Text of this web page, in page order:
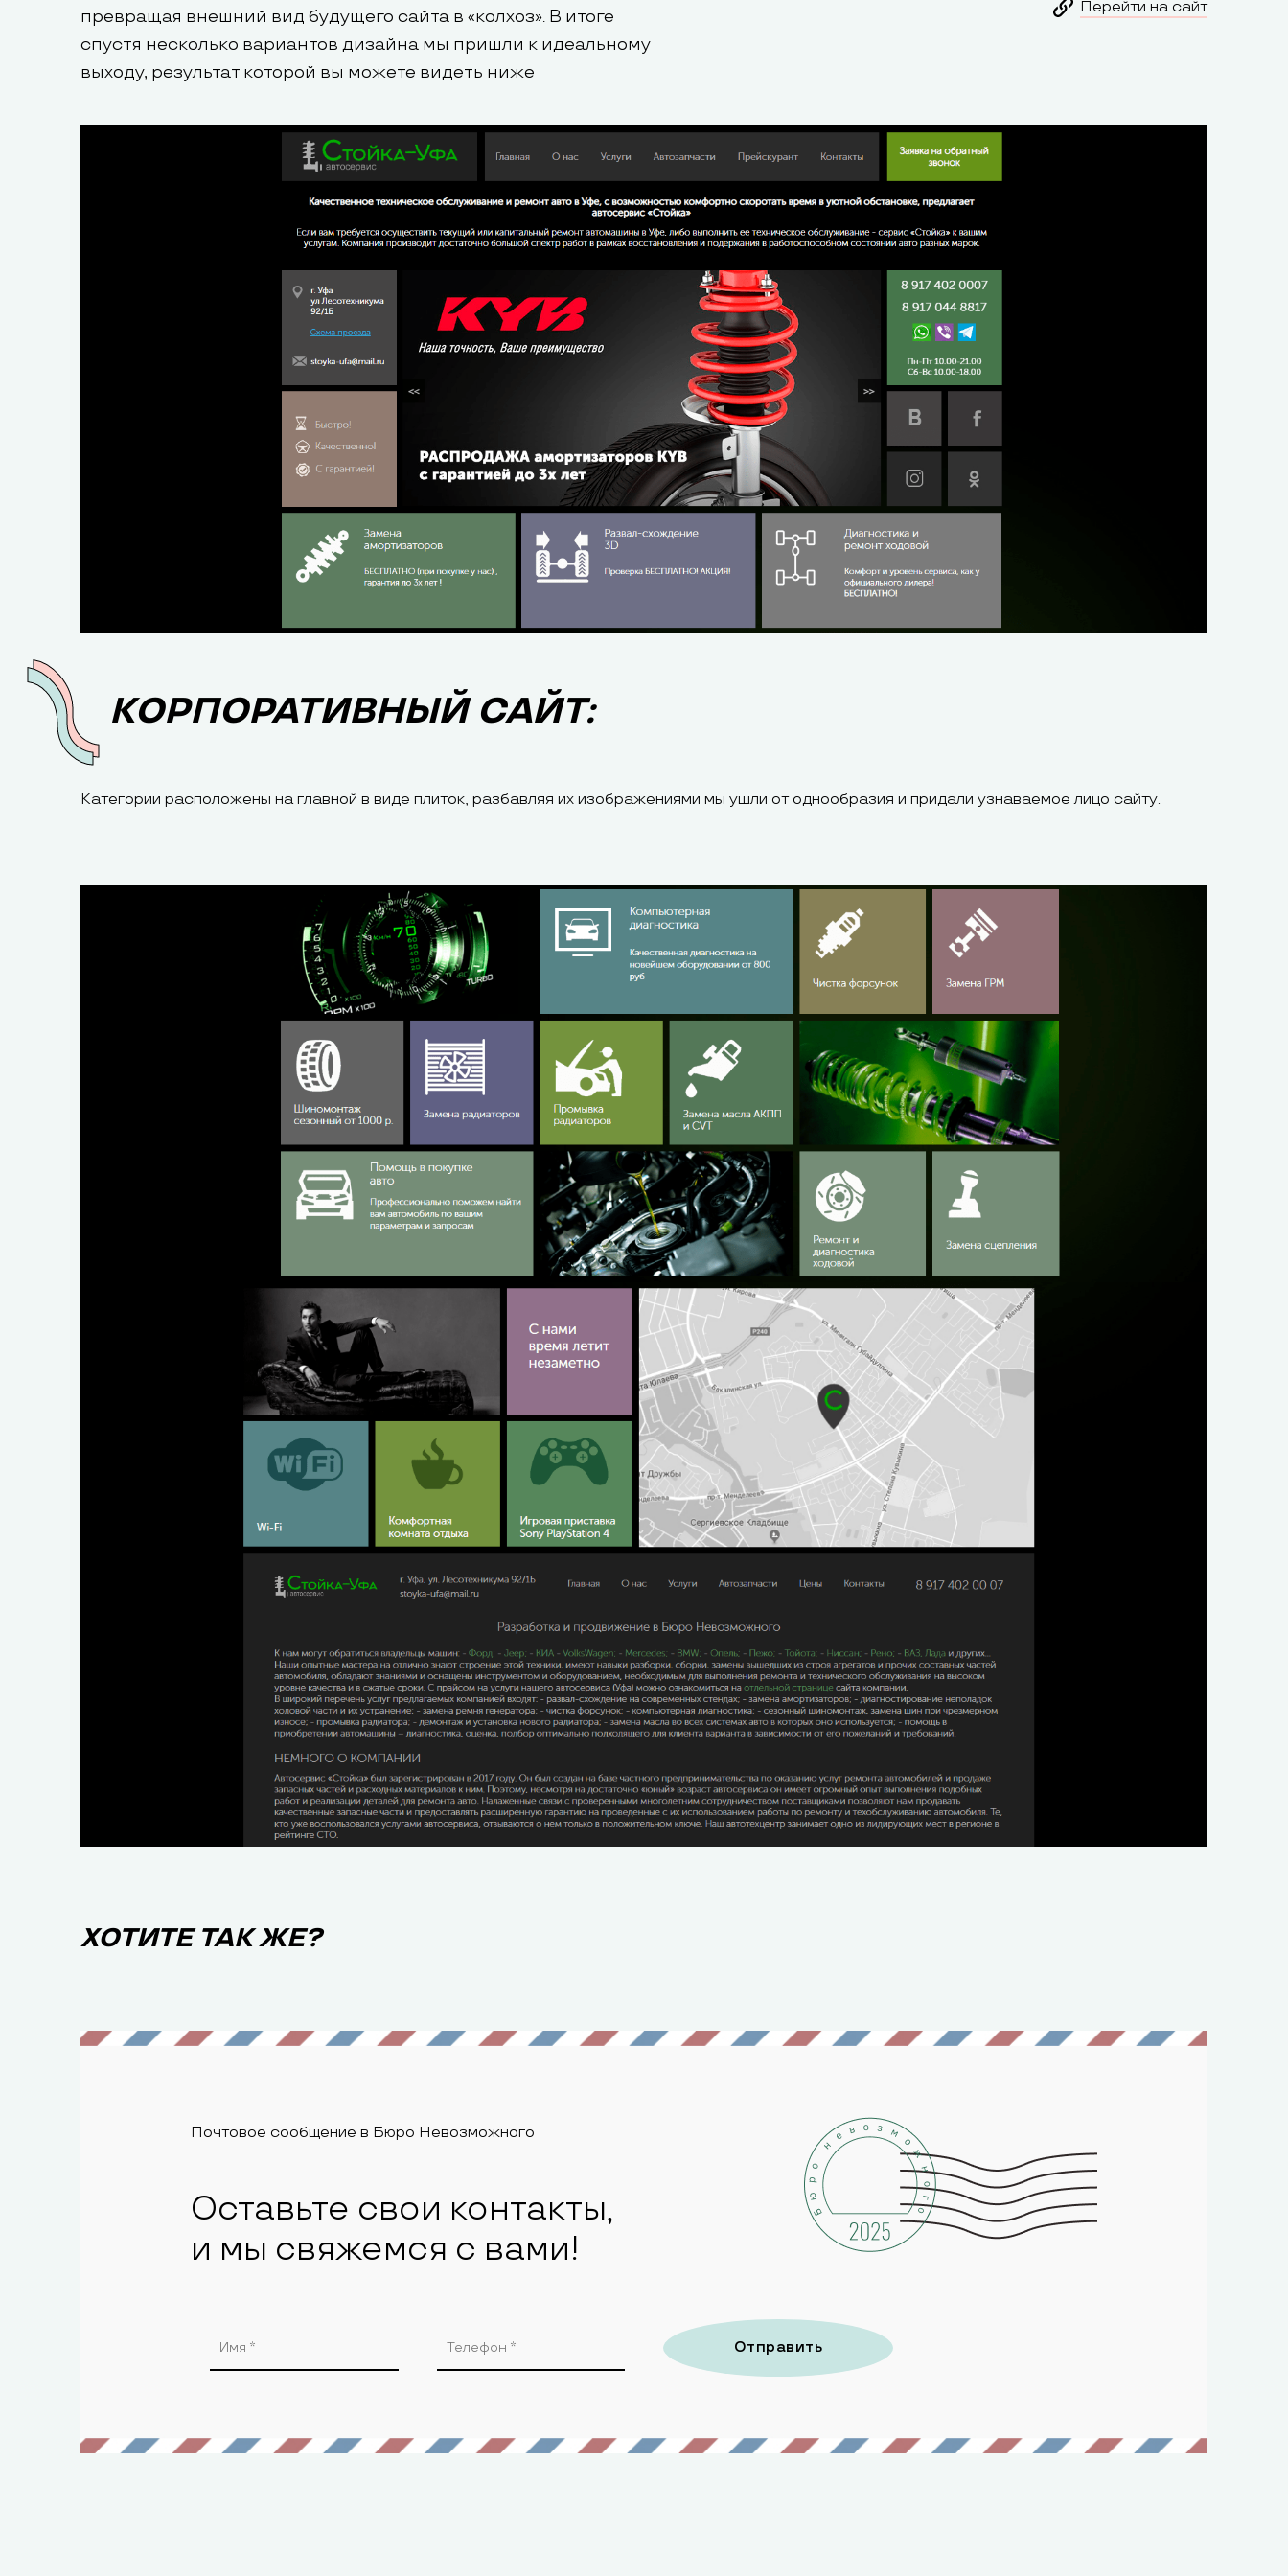
превращая внешний вид будущего сайта в «колхоз». В итоге
спустя несколько вариантов дизайна мы пришли к идеальному
выходу, результат которой вы можете видеть ниже
Перейти на сайт
КОРПОРАТИВНЫЙ САЙТ:
Категории расположены на главной в виде плиток, разбавляя их изображениями мы ушли от однообразия и придали узнаваемое лицо сайту.
ХОТИТЕ ТАК ЖЕ?
Почтовое сообщение в Бюро Невозможного
Оставьте свои контакты,
и мы свяжемся с вами!
Отправить